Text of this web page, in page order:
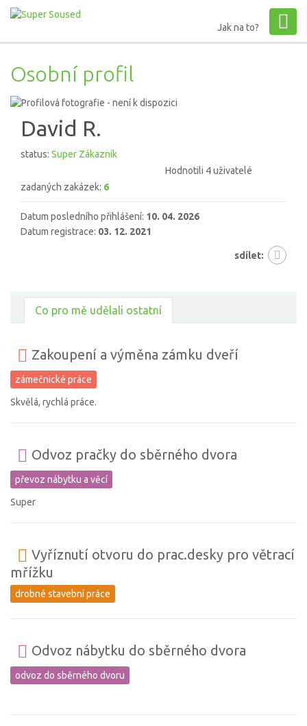
Jak na to?
Osobní profil
David R.
status: Super Zákazník
Hodnotili 4 uživatelé
zadaných zakázek: 6
Datum posledního přihlášení: 10. 04. 2026
Datum registrace: 03. 12. 2021
sdílet:
Co pro mě udělali ostatní
Zakoupení a výměna zámku dveří
zámečnické práce
Skvělá, rychlá práce.
Odvoz pračky do sběrného dvora
převoz nábytku a věcí
Super
Vyříznutí otvoru do prac.desky pro větrací
mřížku
drobné stavební práce
Odvoz nábytku do sběrného dvora
odvoz do sběrného dvoru